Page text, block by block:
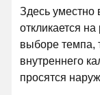
Здесь уместно
откликается
выборе темпа,
внутреннего
просятся